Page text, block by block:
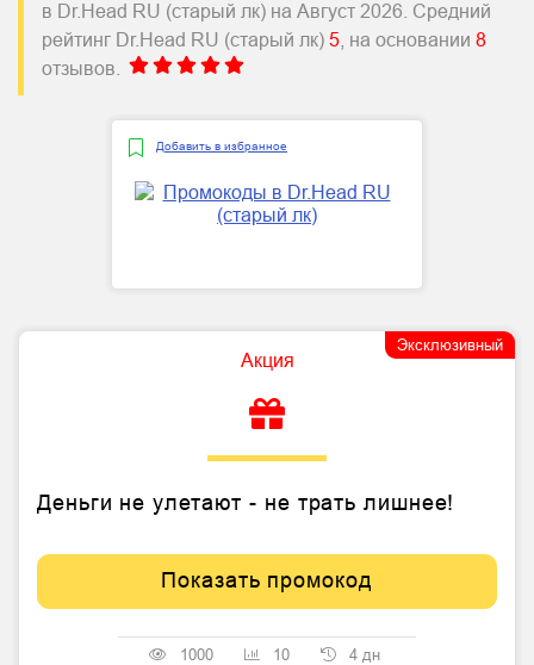
в Dr.Head RU (старый лк) на Август 2026. Средний
рейтинг Dr.Head RU (старый лк) 5 , на основании 8
отзывов.
Добавить в избранное
Эксклюзивный
Акция
Деньги не улетают - не трать лишнее!
Показать промокод
1000 10 4 дн